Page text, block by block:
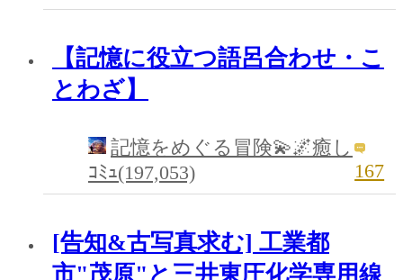
【記憶に役立つ語呂合わせ・こ
とわざ】
記憶をめぐる冒険💫🌌癒し
ｺﾐｭ(197,053)
167
[告知&古写真求む] 工業都
市"茂原"と三井東圧化学専用線